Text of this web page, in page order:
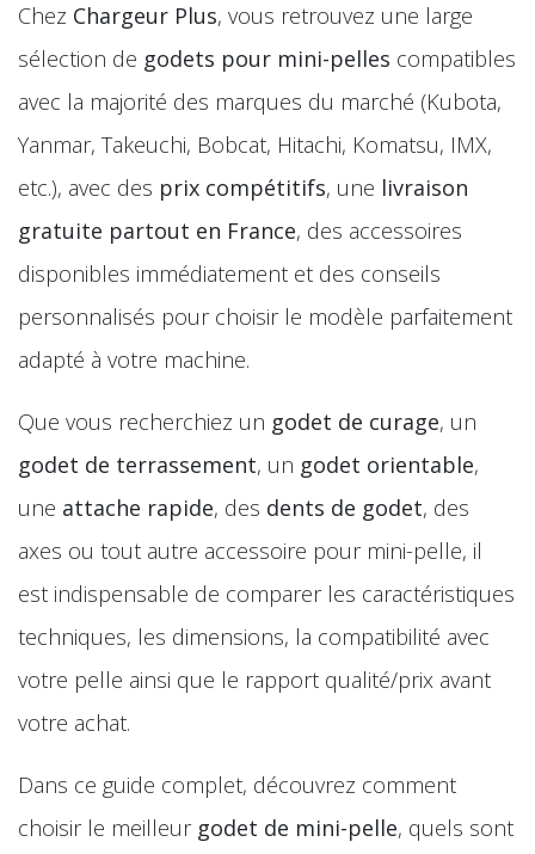
Chez Chargeur Plus, vous retrouvez une large
sélection de godets pour mini-pelles compatibles
avec la majorité des marques du marché (Kubota,
Yanmar, Takeuchi, Bobcat, Hitachi, Komatsu, IMX,
etc.), avec des prix compétitifs, une livraison
gratuite partout en France, des accessoires
disponibles immédiatement et des conseils
personnalisés pour choisir le modèle parfaitement
adapté à votre machine.
Que vous recherchiez un godet de curage, un
godet de terrassement, un godet orientable,
une attache rapide, des dents de godet, des
axes ou tout autre accessoire pour mini-pelle, il
est indispensable de comparer les caractéristiques
techniques, les dimensions, la compatibilité avec
votre pelle ainsi que le rapport qualité/prix avant
votre achat.
Dans ce guide complet, découvrez comment
choisir le meilleur godet de mini-pelle, quels sont